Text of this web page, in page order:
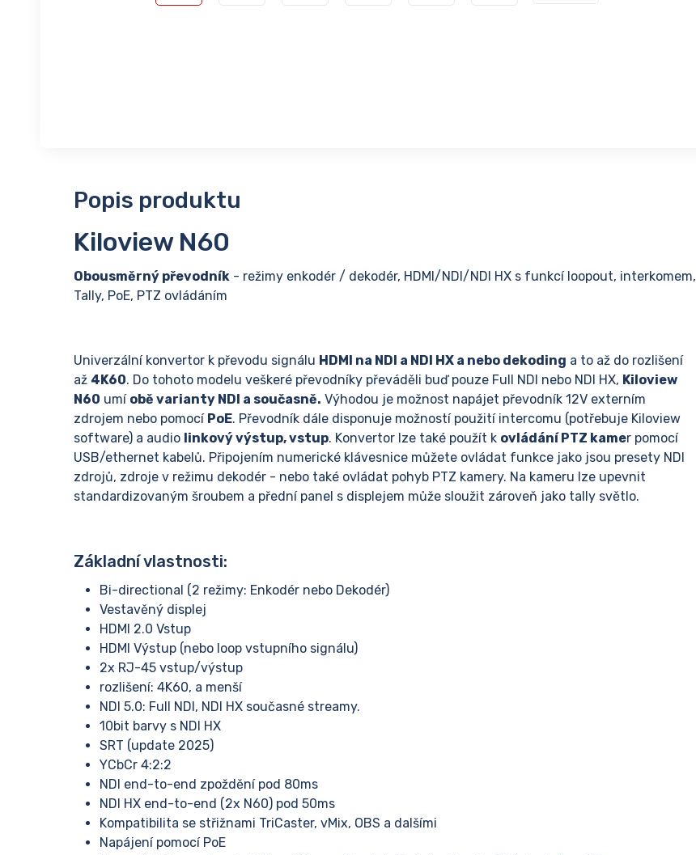
Popis produktu
Kiloview N60
Obousměrný převodník - režimy enkodér / dekodér, HDMI/NDI/NDI HX s funkcí loopout, interkomem,
Tally, PoE, PTZ ovládáním
Univerzální konvertor k převodu signálu HDMI na NDI a NDI HX a nebo dekoding a to až do rozlišení
až 4K60. Do tohoto modelu veškeré převodníky převáděli buď pouze Full NDI nebo NDI HX, Kiloview
N60 umí obě varianty NDI a současně. Výhodou je možnost napájet převodník 12V externím
zdrojem nebo pomocí PoE. Převodník dále disponuje možností použití intercomu (potřebuje Kiloview
software) a audio linkový výstup, vstup. Konvertor lze také použít k ovládání PTZ kamer pomocí
USB/ethernet kabelů. Připojením numerické klávesnice můžete ovládat funkce jako jsou presety NDI
zdrojů, zdroje v režimu dekodér - nebo také ovládat pohyb PTZ kamery. Na kameru lze upevnit
standardizovaným šroubem a přední panel s displejem může sloužit zároveň jako tally světlo.
Základní vlastnosti:
Bi-directional (2 režimy: Enkodér nebo Dekodér)
Vestavěný displej
HDMI 2.0 Vstup
HDMI Výstup (nebo loop vstupního signálu)
2x RJ-45 vstup/výstup
rozlišení: 4K60, a menší
NDI 5.0: Full NDI, NDI HX současné streamy.
10bit barvy s NDI HX
SRT (update 2025)
YCbCr 4:2:2
NDI end-to-end zpoždění pod 80ms
NDI HX end-to-end (2x N60) pod 50ms
Kompatibilita se střižnami TriCaster, vMix, OBS a dalšími
Napájení pomocí PoE